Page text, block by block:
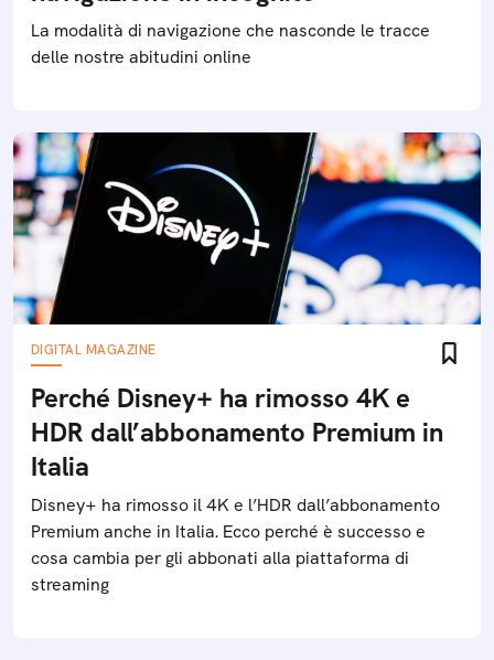
La modalità di navigazione che nasconde le tracce
delle nostre abitudini online
DIGITAL MAGAZINE
Perché Disney+ ha rimosso 4K e
HDR dall’abbonamento Premium in
Italia
Disney+ ha rimosso il 4K e l’HDR dall’abbonamento
Premium anche in Italia. Ecco perché è successo e
cosa cambia per gli abbonati alla piattaforma di
streaming